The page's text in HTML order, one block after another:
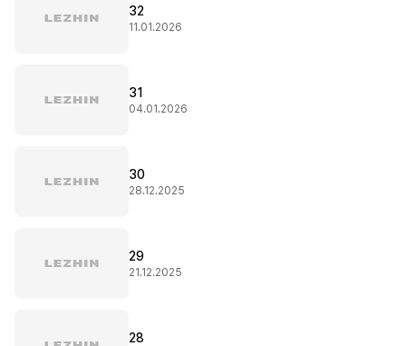
32
11.01.2026
31
04.01.2026
30
28.12.2025
29
21.12.2025
28